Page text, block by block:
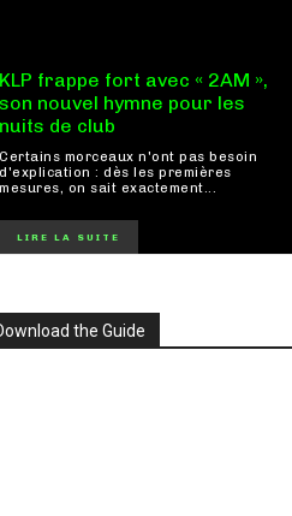
KLP frappe fort avec « 2AM »,
son nouvel hymne pour les
nuits de club
Certains morceaux n'ont pas besoin
d'explication : dès les premières
mesures, on sait exactement...
LIRE LA SUITE
the Guide